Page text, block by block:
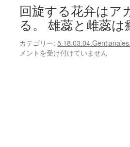
回旋する花弁はア
る。 雄蕊と雌蕊
カテゴリー:
メントを受け付けていません